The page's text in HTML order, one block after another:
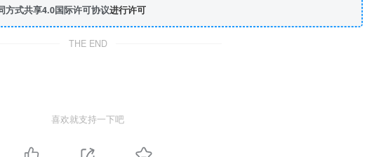
方式共享4.0国际许可协议进行许可
THE END
喜欢就支持一下吧